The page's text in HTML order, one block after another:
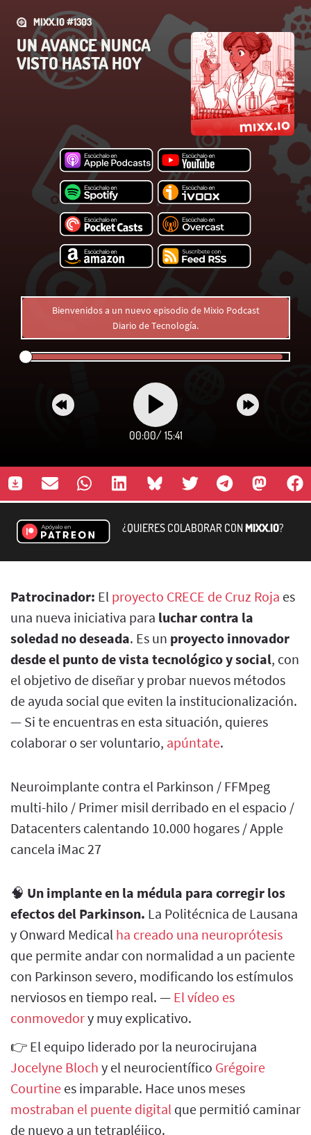
MIXX.IO #1303
UN AVANCE NUNCA
VISTO HASTA HOY
Bienvenidos a un nuevo episodio de Mixio Podcast
Diario de Tecnología.
00:00/ 15:41
¿QUIERES COLABORAR CONMIXX.IO?
Patrocinador: El proyecto CRECE de Cruz Roja es
una nueva iniciativa para luchar contra la
soledad no deseada. Es un proyecto innovador
desde el punto de vista tecnológico y social, con
el objetivo de diseñar y probar nuevos métodos
de ayuda social que eviten la institucionalización.
— Si te encuentras en esta situación, quieres
colaborar o ser voluntario, apúntate.
Neuroimplante contra el Parkinson / FFMpeg
multi-hilo / Primer misil derribado en el espacio /
Datacenters calentando 10.000 hogares / Apple
cancela iMac 27
🧠 Un implante en la médula para corregir los
efectos del Parkinson. La Politécnica de Lausana
y Onward Medical ha creado una neuroprótesis
que permite andar con normalidad a un paciente
con Parkinson severo, modificando los estímulos
nerviosos en tiempo real. — El vídeo es
conmovedory muy explicativo.
👉 El equipo liderado por la neurocirujana
Jocelyne Bloch y el neurocientífico Grégoire
Courtine es imparable. Hace unos meses
mostraban el puente digital que permitió caminar
de nuevo a un tetrapléjico.